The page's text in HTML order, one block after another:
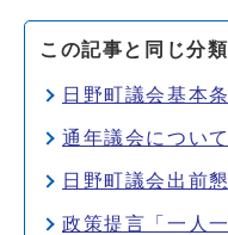
この記事と同じ分
日野町議会基本
通年議会について
日野町議会出前
政策提言「一人